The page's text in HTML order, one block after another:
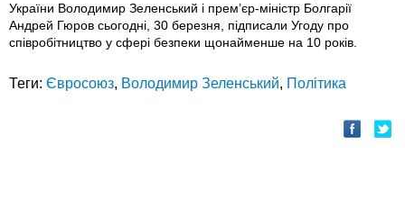
України Володимир Зеленський і прем’єр-міністр Болгарії
Андрей Гюров сьогодні, 30 березня, підписали Угоду про
співробітництво у сфері безпеки щонайменше на 10 років.
Теги: Євросоюз, Володимир Зеленський, Політика